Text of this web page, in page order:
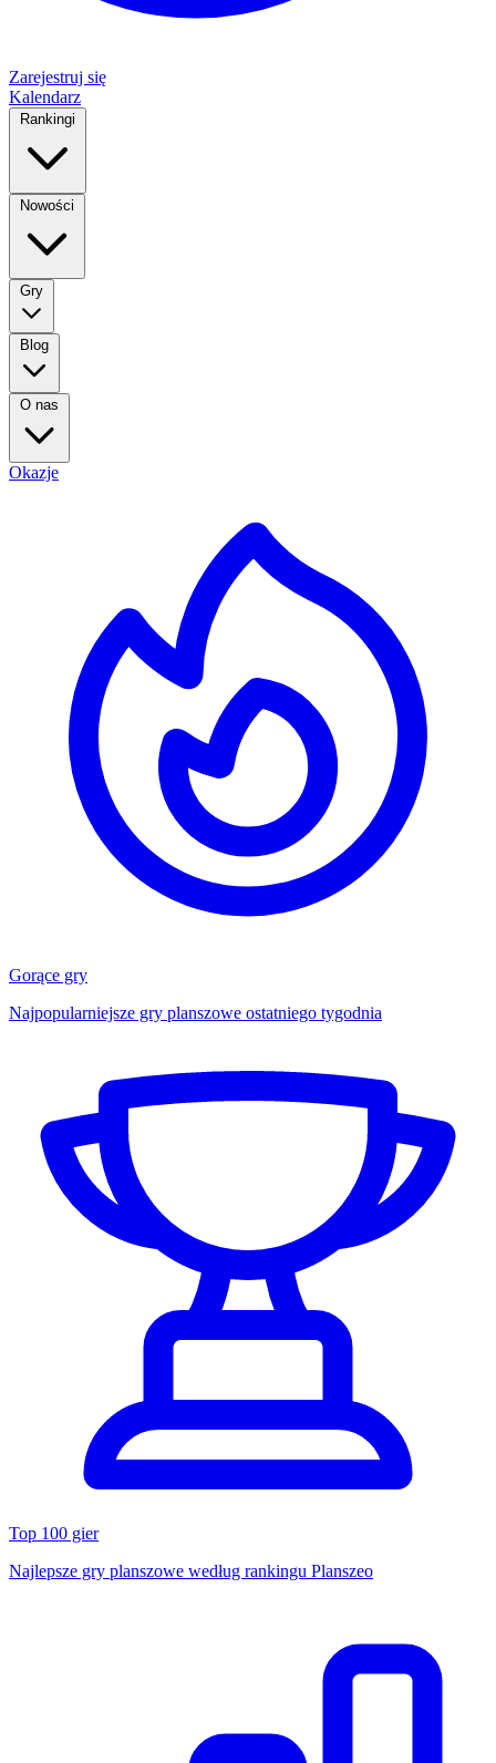
Zarejestruj się
Kalendarz
Rankingi
Nowości
Gry
Blog
O nas
Okazje
Gorące gry
Najpopularniejsze gry planszowe ostatniego tygodnia
Top 100 gier
Najlepsze gry planszowe według rankingu Planszeo